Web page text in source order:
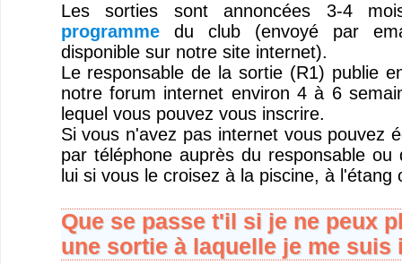
Les sorties sont annoncées 3-4
programmedu club (envoyé par
disponible sur notre site internet).
Le responsable de la sortie (R1) publie
notre forum internet environ 4 à 6
lequel vous pouvez vous inscrire.
Si vous n'avez pas internet vous pouvez
par téléphone auprès du responsable ou
lui si vous le croisez à la piscine, à l'étang
Que se passe t'il si je ne peux
une sortie à laquelle je me suis